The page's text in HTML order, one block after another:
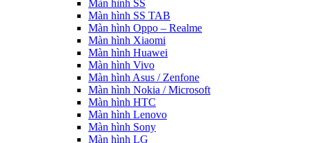
Màn hình SS
Màn hình SS TAB
Màn hình Oppo – Realme
Màn hình Xiaomi
Màn hình Huawei
Màn hình Vivo
Màn hình Asus / Zenfone
Màn hình Nokia / Microsoft
Màn hình HTC
Màn hình Lenovo
Màn hình Sony
Màn hình LG